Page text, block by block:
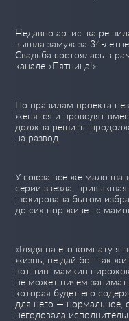
Недавно артистка
вышла замуж за 34-
Свадьба состоялась в
канале «Пятница!»
По правилам проекта
женятся и проводят
должна решить,
на развод.
У союза все же мало
серии звезда,
шокирована бытом
до сих пор живет с
«Глядя на его комнату я
жизнь, не дай бог так
вот тип: мамкин
не может ничем
которая будет его
для него — нормальное,
негодовала